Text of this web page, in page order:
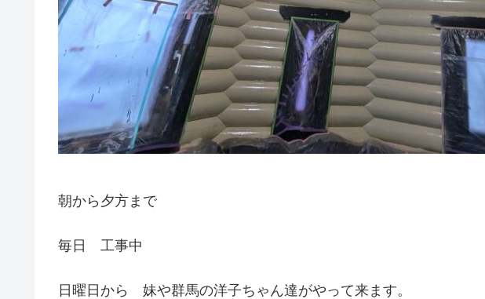
朝から夕方まで
毎日 工事中
日曜日から 妹や群馬の洋子ちゃん達がやって来ます。